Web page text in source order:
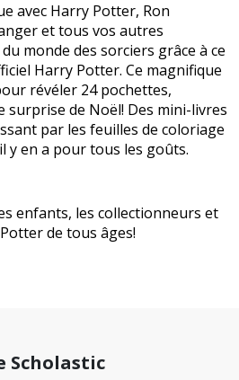
avec Harry Potter, Ron
et tous vos autres
monde des sorciers grâce à ce
Harry Potter. Ce magnifique
révéler 24 pochettes,
surprise de Noël! Des mini-livres
par les feuilles de coloriage
y en a pour tous les goûts.
enfants, les collectionneurs et
de tous âges!
Scholastic